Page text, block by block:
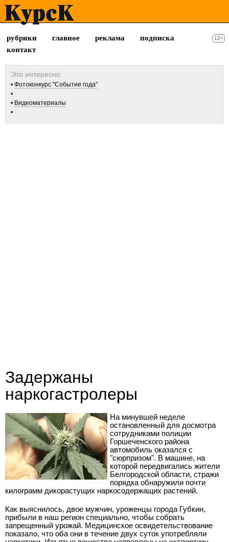
рубрики главное реклама
подписка
контакт
12+
Фотоконкурс "Событие года"
Видеоматериалы
Задержаны
наркогастролеры
На минувшей неделе
остановленный для досмотра
сотрудниками полиции
Горшеченского района
автомобиль оказался с
"сюрпризом". В машине, на
которой передвигались жители
Белгородской области, стражи
порядка обнаружили почти
килограмм дикорастущих наркосодержащих растений.
Как выяснилось, двое мужчин, уроженцы города Губкин,
прибыли в наш регион специально, чтобы собрать
запрещенный урожай. Медицинское освидетельствование
показало, что оба они в течение двух суток употребляли